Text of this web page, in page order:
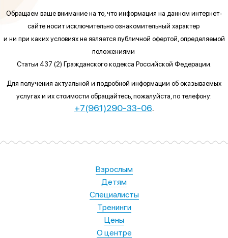
Обращаем ваше внимание на то, что информация на данном интернет-
сайтеносит исключительно ознакомительный характер
и ни при каких условияхне является публичной офертой, определяемой
положениями
Статьи 437 (2) Гражданского кодекса Российской Федерации.
Для получения актуальной и подробной информации об оказываемых
услугах и их стоимости обращайтесь, пожалуйста, по телефону:
+7(961)290-33-06.
Взрослым
Детям
Специалисты
Тренинги
Цены
О центре